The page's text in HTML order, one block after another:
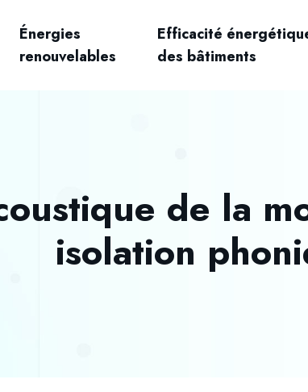
Énergies
renouvelables
Efficacité
des bâtiments
de la
isolation